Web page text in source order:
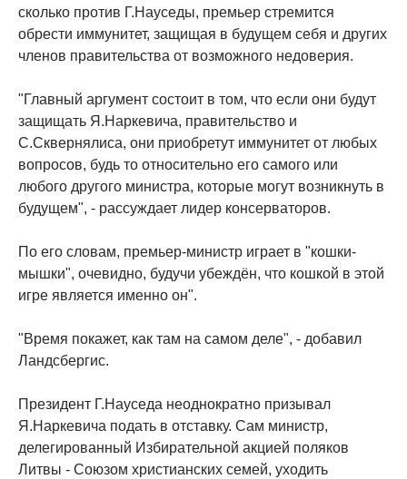
сколько против Г.Науседы, премьер стремится
обрести иммунитет, защищая в будущем себя и других
членов правительства от возможного недоверия.
"Главный аргумент состоит в том, что если они будут
защищать Я.Наркевича, правительство и
С.Сквернялиса, они приобретут иммунитет от любых
вопросов, будь то относительно его самого или
любого другого министра, которые могут возникнуть в
будущем", - рассуждает лидер консерваторов.
По его словам, премьер-министр играет в "кошки-
мышки", очевидно, будучи убеждён, что кошкой в ​​этой
игре является именно он".
"Время покажет, как там на самом деле", - добавил
Ландсбергис.
Президент Г.Науседа неоднократно призывал
Я.Наркевича подать в отставку. Сам министр,
делегированный Избирательной акцией поляков
Литвы - Союзом христианских семей, уходить